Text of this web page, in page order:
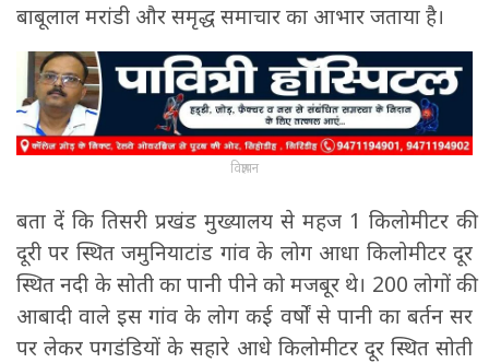
बाबूलाल मरांडी और समृद्ध समाचार का आभार जताया है।
विज्ञापन
बता दें कि तिसरी प्रखंड मुख्यालय से महज 1 किलोमीटर की
दूरी पर स्थित जमुनियाटांड गांव के लोग आधा किलोमीटर दूर
स्थित नदी के सोती का पानी पीने को मजबूर थे। 200 लोगों की
आबादी वाले इस गांव के लोग कई वर्षों से पानी का बर्तन सर
पर लेकर पगडंडियों के सहारे आधे किलोमीटर दूर स्थित सोती